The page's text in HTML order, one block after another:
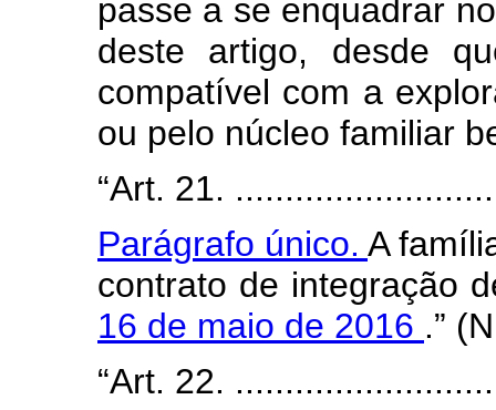
passe a se enquadrar
deste artigo, desde
compatível com a
ou pelo núcleo familiar
“Art. 21.
Parágrafo único. A
contrato de integração
16 de maio de 2016 .”
“Art. 22.